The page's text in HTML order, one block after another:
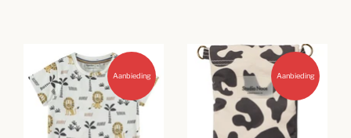
Aanbieding Aanbieding